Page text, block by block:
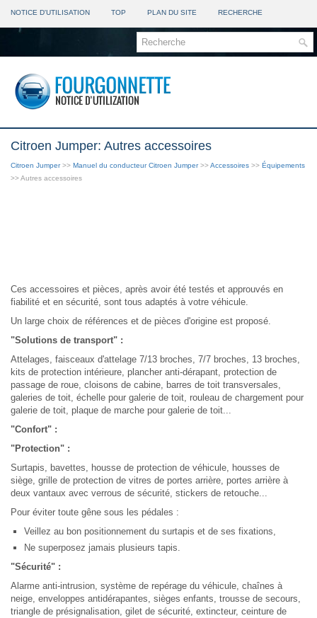
NOTICE D'UTILISATION TOP PLAN DU SITE RECHERCHE
Citroen Jumper: Autres accessoires
Citroen Jumper>> Manuel du conducteur Citroen Jumper>>Accessoires >> Équipements
>> Autres accessoires
Ces accessoires et pièces, après avoir été testés et approuvés en
fiabilité et en sécurité, sont tous adaptés à votre véhicule.
Un large choix de références et de pièces d'origine est proposé.
"Solutions de transport" :
Attelages, faisceaux d'attelage 7/13 broches, 7/7 broches, 13 broches,
kits de protection intérieure, plancher anti-dérapant, protection de
passage de roue, cloisons de cabine, barres de toit transversales,
galeries de toit, échelle pour galerie de toit, rouleau de chargement pour
galerie de toit, plaque de marche pour galerie de toit...
"Confort" :
"Protection" :
Surtapis, bavettes, housse de protection de véhicule, housses de
siège, grille de protection de vitres de portes arrière, portes arrière à
deux vantaux avec verrous de sécurité, stickers de retouche...
Pour éviter toute gêne sous les pédales :
Veillez au bon positionnement du surtapis et de ses fixations,
Ne superposez jamais plusieurs tapis.
"Sécurité" :
Alarme anti-intrusion, système de repérage du véhicule, chaînes à
neige, enveloppes antidérapantes, sièges enfants, trousse de secours,
triangle de présignalisation, gilet de sécurité, extincteur, ceinture de